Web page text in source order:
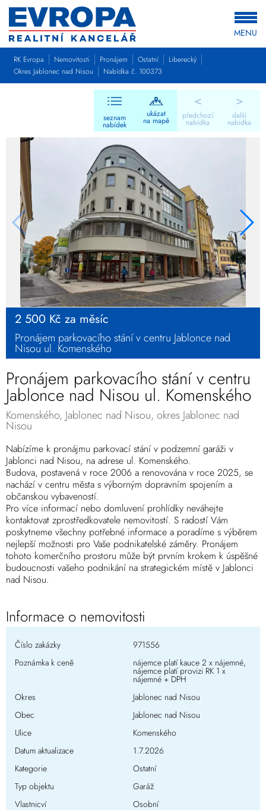
MENU
RK Evropa Nemovitosti Pronájem Ostatní
Liberecký
Okres Jablonec nad Nisou
Nabídka č. 100373
<
předchozí
nabídka
seznam
nabídek
ukázat
na mapě
>
další
nabídka
2 500 Kč za měsíc
Pronájem parkovacího stání v centru Jablonce nad
Nisou ul. Komenského
Pronájem parkovacího stání v centru
Jablonce nad Nisou ul. Komenského
Komenského, Jablonec nad Nisou, okres Jablonec nad
Nisou
Nabízíme k pronájmu parkovací stání v podzemní garáži v
Jablonci nad Nisou, na adrese ul. Komenského.
Budova, postavená v roce 2006 a renovována v roce 2025, se
nachází v centru města s výborným dopravním spojením a
občanskou vybaveností.
Pro více informací nebo domluvení prohlídky neváhejte
kontaktovat zprostředkovatele nemovitostí. S radostí Vám
poskytneme všechny potřebné informace a poradíme s výběrem
nejlepší možnosti pro Vaše podnikatelské záměry. Pronájem
tohoto komerčního prostoru může být prvním krokem k úspěšné
budoucnosti vašeho podnikání na strategickém místě v Jablonci
nad Nisou.
Informace o nemovitosti
Číslo zakázky
971556
Poznámka k ceně
nájemce platí kauce 2 x nájemné,
nájemce platí provizi RK 1 x
nájemné + DPH
Okres
Jablonec nad Nisou
Obec
Jablonec nad Nisou
Ulice
Komenského
Datum aktualizace
1.7.2026
Kategorie
Ostatní
Typ objektu
Garáž
Vlastnicví
Osobní